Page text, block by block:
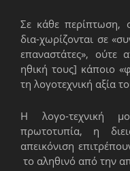
Σε κάθε περίπτωση,
δια-χωρίζονται σε
επαναστάτες», ούτε
ηθική τους] κάποιο
τη λογοτεχνική αξία
Η λογο-τεχνική
πρωτοτυπία, η
απεικόνιση
το αληθινό από την